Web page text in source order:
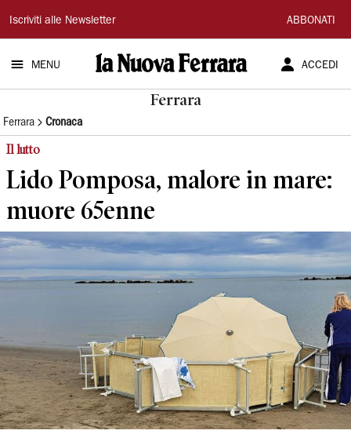
La
Nuova
Ferrara
Iscriviti alle Newsletter ABBONATI
MENU ACCEDI
Ferrara
Ferrara Cronaca
Il lutto
Lido Pomposa, malore in mare:
muore 65enne